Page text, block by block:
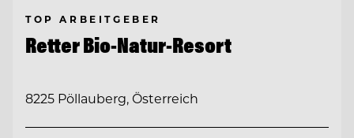
TOP ARBEITGEBER
Retter Bio-Natur-Resort
8225 Pöllauberg, Österreich